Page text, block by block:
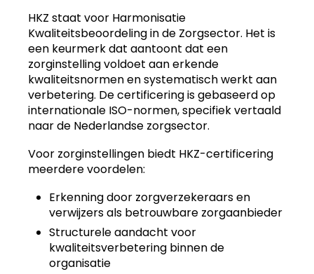
HKZ staat voor Harmonisatie
Kwaliteitsbeoordeling in de Zorgsector. Het is
een keurmerk dat aantoont dat een
zorginstelling voldoet aan erkende
kwaliteitsnormen en systematisch werkt aan
verbetering. De certificering is gebaseerd op
internationale ISO-normen, specifiek vertaald
naar de Nederlandse zorgsector.
Voor zorginstellingen biedt HKZ-certificering
meerdere voordelen:
Erkenning door zorgverzekeraars en
verwijzers als betrouwbare zorgaanbieder
Structurele aandacht voor
kwaliteitsverbetering binnen de
organisatie